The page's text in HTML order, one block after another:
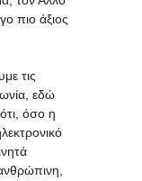
πιο άξιος
τις
εδώ
όσο η